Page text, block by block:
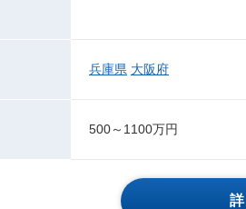
兵庫県 大阪府
500～1100万円